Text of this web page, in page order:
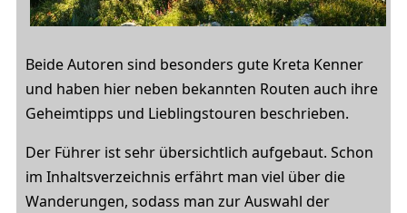
Beide Autoren sind besonders gute Kreta Kenner
und haben hier neben bekannten Routen auch ihre
Geheimtipps und Lieblingstouren beschrieben.
Der Führer ist sehr übersichtlich aufgebaut. Schon
im Inhaltsverzeichnis erfährt man viel über die
Wanderungen, sodass man zur Auswahl der